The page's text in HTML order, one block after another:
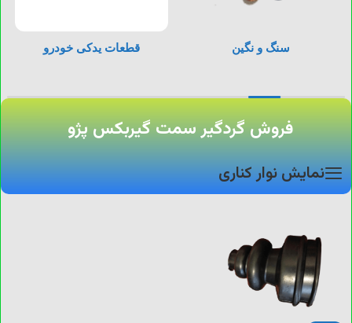
سنگ و نگین قطعات یدکی خودرو
فروش گردگیر سمت گیربکس پژو
نمایش نوار کناری